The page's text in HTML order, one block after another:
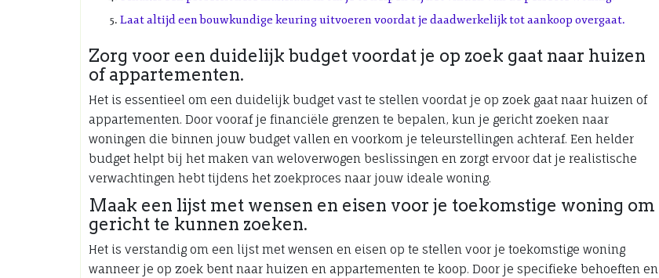
Laat altijd een bouwkundige keuring uitvoeren voordat je daadwerkelijk tot aankoop overgaat.
Zorg voor een duidelijk budget voordat je op zoek gaat naar huizen
of appartementen.
Het is essentieel om een duidelijk budget vast te stellen voordat je op zoek gaat naar huizen of
appartementen. Door vooraf je financiële grenzen te bepalen, kun je gericht zoeken naar
woningen die binnen jouw budget vallen en voorkom je teleurstellingen achteraf. Een helder
budget helpt bij het maken van weloverwogen beslissingen en zorgt ervoor dat je realistische
verwachtingen hebt tijdens het zoekproces naar jouw ideale woning.
Maak een lijst met wensen en eisen voor je toekomstige woning om
gericht te kunnen zoeken.
Het is verstandig om een lijst met wensen en eisen op te stellen voor je toekomstige woning
wanneer je op zoek bent naar huizen en appartementen te koop. Door je specifieke behoeften en